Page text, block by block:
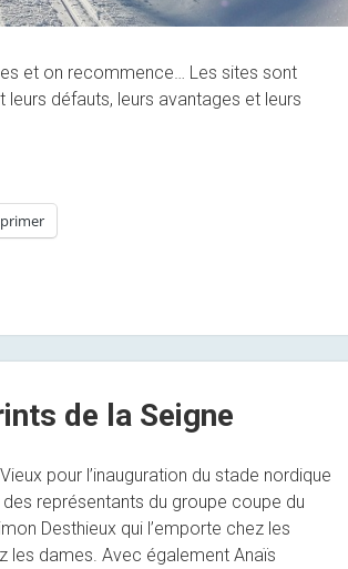
et on recommence… Les sites sont
leurs défauts, leurs avantages et leurs
de la Seigne
pour l’inauguration du stade nordique
représentants du groupe coupe du
Desthieux qui l’emporte chez les
les dames. Avec également Anaïs